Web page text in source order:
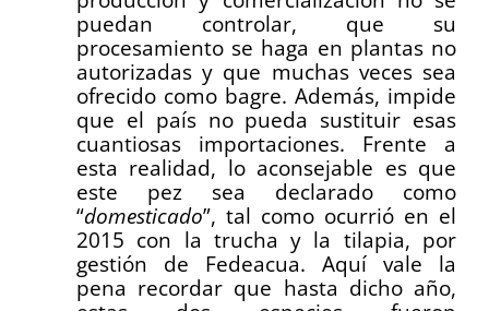
puedan controlar, que su
procesamiento se haga en plantas no
autorizadas y que muchas veces sea
ofrecido como bagre. Además, impide
que el país no pueda sustituir esas
cuantiosas importaciones. Frente a
esta realidad, lo aconsejable es que
este pez sea declarado como
“domesticado”, tal como ocurrió en el
2015 con la trucha y la tilapia, por
gestión de Fedeacua. Aquí vale la
pena recordar que hasta dicho año,